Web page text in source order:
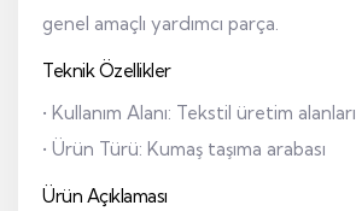
genel amaçlı yardımcı parça.
Teknik Özellikler
• Kullanım Alanı: Tekstil üretim alanları
• Ürün Türü: Kumaş taşıma arabası
Ürün Açıklaması